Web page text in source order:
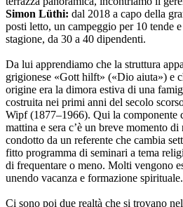
Simon Lüthi: dal 2018 a capo della
posti letto, un campeggio per 10 tende
stagione, da 30 a 40 dipendenti.
Da lui apprendiamo che la struttura
grigionese «Gott hilft» («Dio aiuta») e
origine era la dimora estiva di una
costruita nei primi anni del secolo
Wipf (1877–1966). Qui la componente
mattina e sera c’è un breve momento
condotto da un referente che cambia
fitto programma di seminari a tema
di frequentare o meno. Molti vengono
unendo vacanza e formazione spirituale.
Ci sono poi due realtà che si trovano